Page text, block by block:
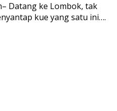
Datang ke Lombok, tak
kue yang satu ini….